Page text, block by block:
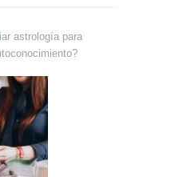
astrología para